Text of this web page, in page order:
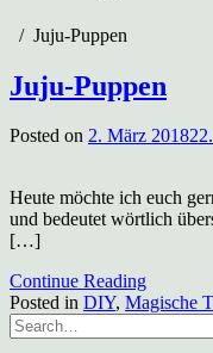
Juju-Puppen
Juju-Puppen
Posted on 2. März 2018
Heute möchte ich euch
und bedeutet wörtlich
[…]
Continue Reading
Posted in DIY, Magische